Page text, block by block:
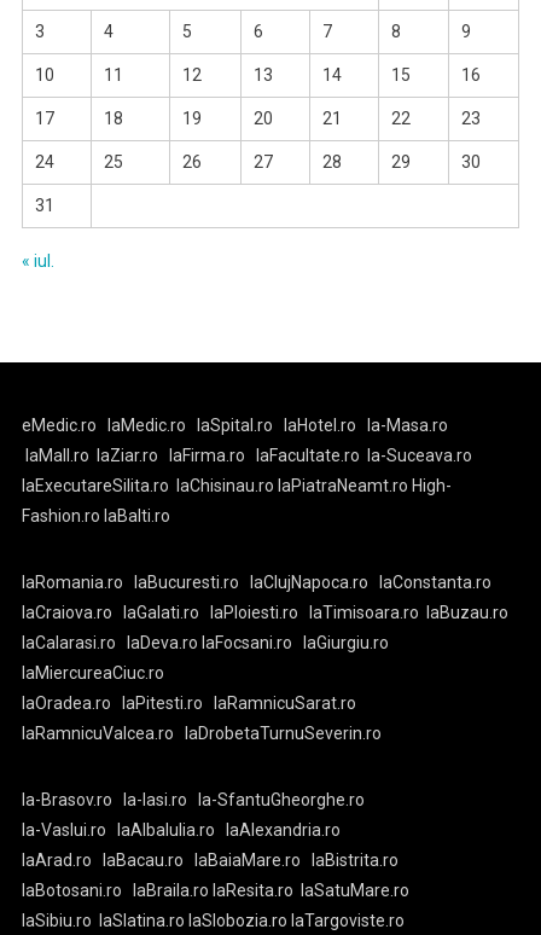
3 4 5 6 7 8 9
10 11 12 13 14 15 16
17 18 19 20 21 22 23
24 25 26 27 28 29 30
31
« iul.
eMedic.ro laMedic.ro laSpital.ro laHotel.ro
la-Masa.ro
laMall.ro
laZiar.ro laFirma.ro laFacultate.ro
la-Suceava.ro
laExecutareSilita.ro
laChisinau.ro laPiatraNeamt.ro High-
Fashion.ro laBalti.ro
laRomania.ro laBucuresti.ro laClujNapoca.ro
laConstanta.ro
laCraiova.ro
laGalati.ro laPloiesti.ro laTimisoara.ro
laBuzau.ro
laCalarasi.ro
laDeva.ro laFocsani.ro
laGiurgiu.ro
laMiercureaCiuc.ro
laOradea.ro
laPitesti.ro
laRamnicuSarat.ro
laRamnicuValcea.ro
laDrobetaTurnuSeverin.ro
la-Brasov.ro la-Iasi.ro
la-SfantuGheorghe.ro
la-Vaslui.ro
laAlbaIulia.ro
laAlexandria.ro
laArad.ro
laBacau.ro laBaiaMare.ro
laBistrita.ro
laBotosani.ro
laBraila.ro laResita.ro
laSatuMare.ro
laSibiu.ro
laSlatina.ro laSlobozia.ro laTargoviste.ro